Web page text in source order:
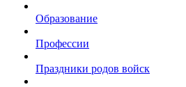
Образование
Профессии
Праздники родов войск